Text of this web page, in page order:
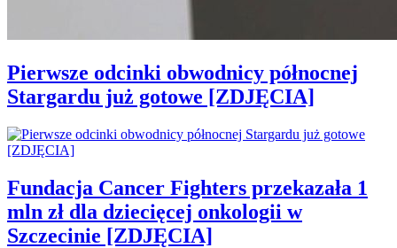
Pierwsze odcinki obwodnicy północnej
Stargardu już gotowe [ZDJĘCIA]
Fundacja Cancer Fighters przekazała 1
mln zł dla dziecięcej onkologii w
Szczecinie [ZDJĘCIA]